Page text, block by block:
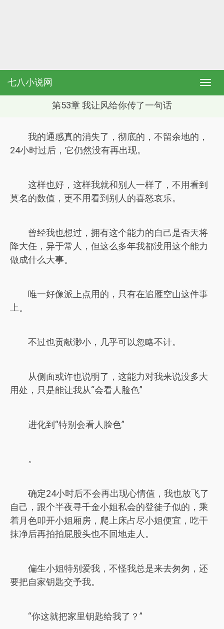
七八小说网
第53章 我让风给你传了一句话
我的通感真的消失了，彻底的，不留余地的，
24小时过后，它仍然没有再出现。
这样也好，这样我就和别人一样了，不用看到
莫名的数值，更不用看到别人的喜怒哀乐。
曾经我也想过，拥有这个能力的自己是否天将
降大任，异于常人，但这么多年我都没用这个能力
做成什么大事。
唯一好像派上点用的，只有在追雁空山这件事
上。
不过也贡献渺小，几乎可以忽略不计。
从侧面或许也说明了，这能力对我来说没多大
用处，只是能让我从“会看人脸色”
进化到“特别会看人脸色”
。
确定24小时后不会再出现心情值，我也放飞了
自己，跟个半夜寻千金小姐私会的登徒子似的，乘
着月色叩开小姐厢房，爬上床占尽小姐便宜，吃干
抹净后再拍拍屁股头也不回地走人。
偏生小姐特别爱我，不怪我总是来去匆匆，还
要把自家钥匙交予我。
“你这就把家里钥匙给我了？”